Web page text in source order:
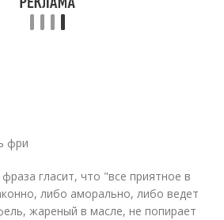
фри
гласит, что "все приятное в
либо аморально, либо ведет
жареный в масле, не попирает